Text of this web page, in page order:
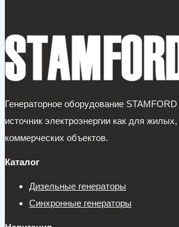
Генераторное оборудование
источник электроэнергии как для
коммерческих объектов.
Каталог
Дизельные генераторы
Синхронные генераторы